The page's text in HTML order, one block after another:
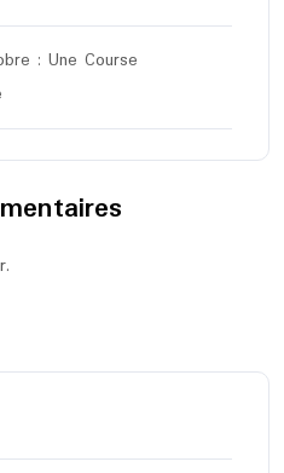
: Une Course